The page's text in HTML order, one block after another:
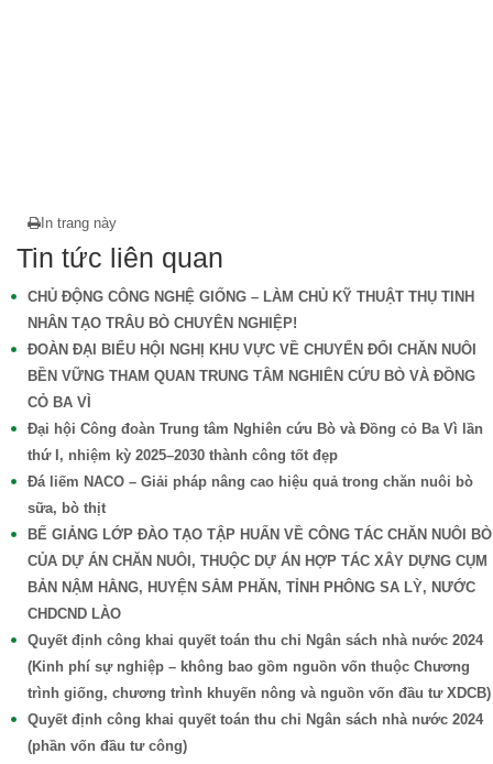
In trang này
Tin tức liên quan
CHỦ ĐỘNG CÔNG NGHỆ GIỐNG – LÀM CHỦ KỸ THUẬT THỤ TINH
NHÂN TẠO TRÂU BÒ CHUYÊN NGHIỆP!
ĐOÀN ĐẠI BIỂU HỘI NGHỊ KHU VỰC VỀ CHUYỂN ĐỔI CHĂN NUÔI
BỀN VỮNG THAM QUAN TRUNG TÂM NGHIÊN CỨU BÒ VÀ ĐỒNG
CỎ BA VÌ
Đại hội Công đoàn Trung tâm Nghiên cứu Bò và Đồng cỏ Ba Vì lần
thứ I, nhiệm kỳ 2025–2030 thành công tốt đẹp
Đá liếm NACO – Giải pháp nâng cao hiệu quả trong chăn nuôi bò
sữa, bò thịt
BẾ GIẢNG LỚP ĐÀO TẠO TẬP HUẤN VỀ CÔNG TÁC CHĂN NUÔI BÒ
CỦA DỰ ÁN CHĂN NUÔI, THUỘC DỰ ÁN HỢP TÁC XÂY DỰNG CỤM
BẢN NẬM HẰNG, HUYỆN SẲM PHĂN, TỈNH PHÔNG SA LỲ, NƯỚC
CHDCND LÀO
Quyết định công khai quyết toán thu chi Ngân sách nhà nước 2024
(Kinh phí sự nghiệp – không bao gồm nguồn vốn thuộc Chương
trình giống, chương trình khuyến nông và nguồn vốn đầu tư XDCB)
Quyết định công khai quyết toán thu chi Ngân sách nhà nước 2024
(phần vốn đầu tư công)